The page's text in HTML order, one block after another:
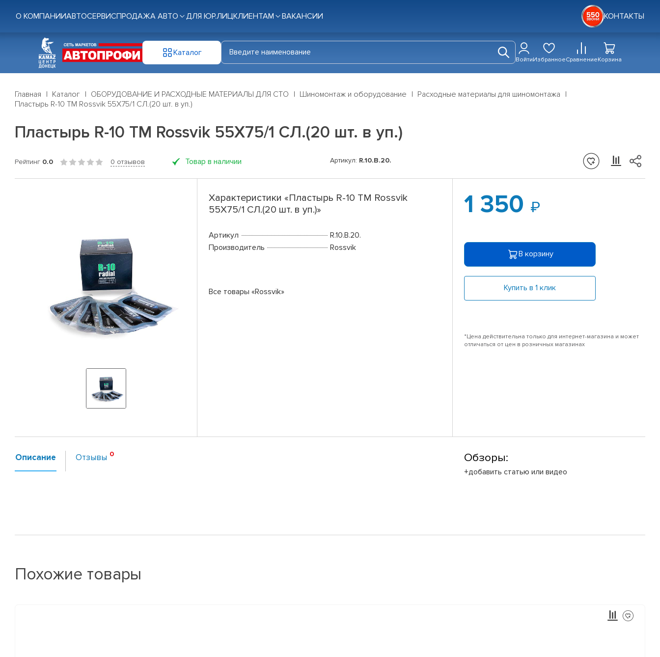
О КОМПАНИИАВТОСЕРВИСПРОДАЖА АВТО ДЛЯ ЮР.ЛИЦКЛИЕНТАМ ВАКАНСИИ КОНТАКТЫ
Каталог
ВойтиИзбранноеСравнениеКорзина
Главная Каталог ОБОРУДОВАНИЕ И РАСХОДНЫЕ МАТЕРИАЛЫ ДЛЯ СТО Шиномонтаж и оборудование
Расходные материалы для шиномонтажа
Пластырь R-10 ТМ Rossvik 55Х75/1 СЛ.(20 шт. в уп.)
Пластырь R-10 ТМ Rossvik 55Х75/1 СЛ.(20 шт. в уп.)
Рейтинг 0.0 0 отзывов Товар в наличии Артикул: R.10.B.20.
Характеристики «Пластырь R-10 ТМ Rossvik
55Х75/1 СЛ.(20 шт. в уп.)»
Артикул
R.10.B.20.
Производитель
Rossvik
Все товары «Rossvik»
1 350
В корзину
Купить в 1 клик
*Цена действительна только для интернет-магазина и может
отличаться от цен в розничных магазинах
Описание Отзывы Обзоры:
+добавить статью или видео
Похожие товары